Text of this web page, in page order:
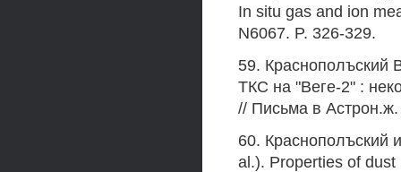
In situ gas and ion
N6067. P. 326-329.
59. Краснополъский
ТКС на "Веге-2" :
// Письма в
60. Краснополъский
al.). Properties of